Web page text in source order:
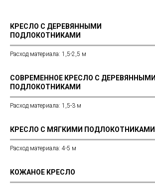
КРЕСЛО С ДЕРЕВЯННЫМИ
ПОДЛОКОТНИКАМИ
Расход материала: 1,5-2,5 м
СОВРЕМЕННОЕ КРЕСЛО С ДЕРЕВЯННЫМИ
ПОДЛОКОТНИКАМИ
Расход материала: 1,5-3 м
КРЕСЛО С МЯГКИМИ ПОДЛОКОТНИКАМИ
Расход материала: 4-5 м
КОЖАНОЕ КРЕСЛО